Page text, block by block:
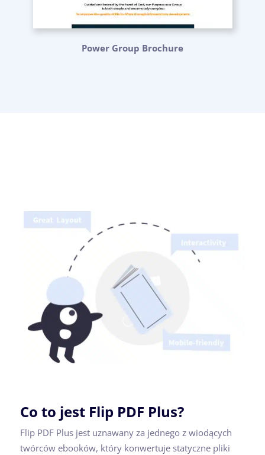
Power Group Brochure
Co to jest Flip PDF Plus?
Flip PDF Plus jest uznawany za jednego z wiodących
twórców ebooków, który konwertuje statyczne pliki